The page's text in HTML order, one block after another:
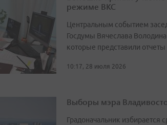
режиме ВКС
Центральным событием
Госдумы Вячеслава
которые представили
10:17, 28 июля 2026
Выборы мэра
Градоначальник избирается